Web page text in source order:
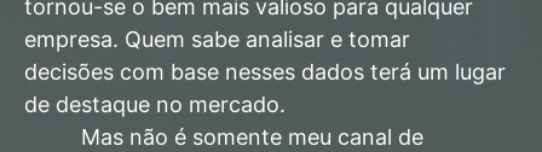
tornou-se o bem mais valioso para qualquer
empresa. Quem sabe analisar e tomar
decisões com base nesses dados terá um lugar
de destaque no mercado.
Mas não é somente meu canal de